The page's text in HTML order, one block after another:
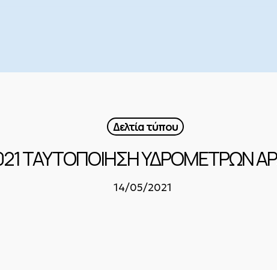
Δελτία τύπου
ΤΑΥΤΟΠΟΙΗΣΗ ΥΔΡΟΜΕΤΡΩΝ
14/05/2021